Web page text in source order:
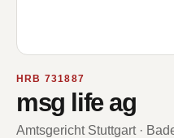
HRB 731887
msg life ag
Amtsgericht Stuttgart ·